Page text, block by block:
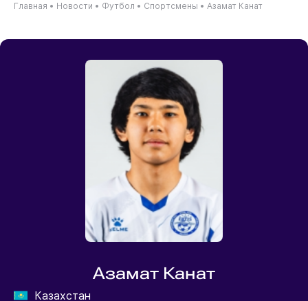
Главная • Новости • Футбол • Спортсмены • Азамат Канат
Азамат Канат
Казахстан